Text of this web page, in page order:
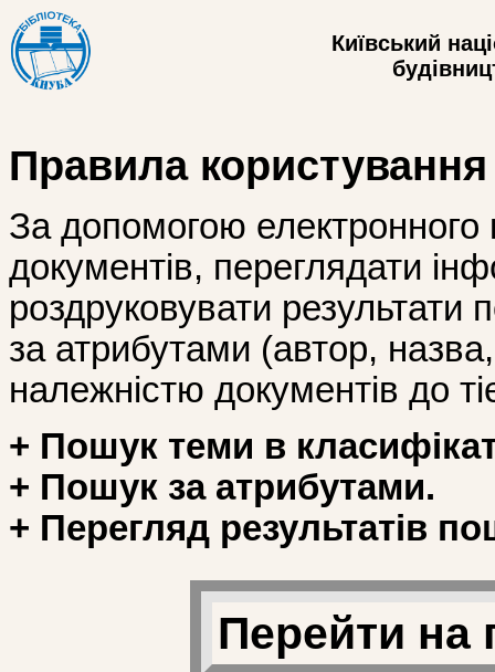
Київський
Правила
За допомогою
документів, переглядати
роздруковувати
за атрибутами (автор, назва,
належністю документів до
+ Пошук теми в
+ Пошук за атрибутами.
+ Перегляд результатів
Перейти на